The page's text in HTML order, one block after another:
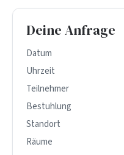
Deine Anfrage
Datum
Uhrzeit
Teilnehmer
Bestuhlung
Standort
Räume